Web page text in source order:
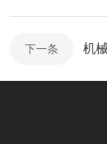
下一条